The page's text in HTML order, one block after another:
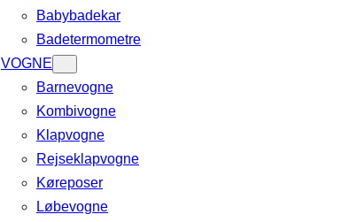
Babybadekar
Badetermometre
VOGNE
Barnevogne
Kombivogne
Klapvogne
Rejseklapvogne
Køreposer
Løbevogne